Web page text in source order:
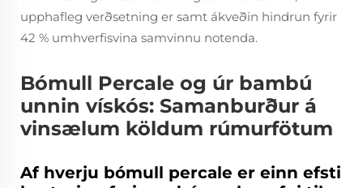
upphafleg verðsetning er samt ákveðin hindrun fyrir
42 % umhverfisvina samvinnu notenda.
Bómull Percale og úr bambú
unnin vískós: Samanburður á
vinsælum köldum rúmurfötum
Af hverju bómull percale er einn efsti